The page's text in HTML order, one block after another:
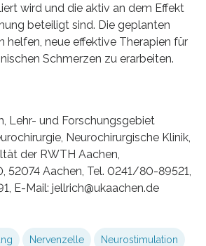
wird und die aktiv an dem Effekt
beteiligt sind. Die geplanten
helfen, neue effektive Therapien für
Schmerzen zu erarbeiten.
Lehr- und Forschungsgebiet
Neurochirurgische Klinik,
der RWTH Aachen,
52074 Aachen, Tel. 0241/80-89521,
E-Mail: jellrich@ukaachen.de
Nervenzelle Neurostimulation